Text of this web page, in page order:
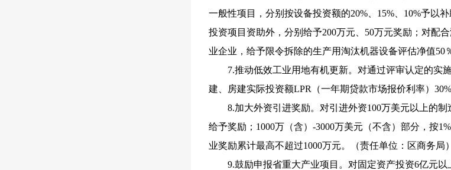
一般性项目，分别按设备投资额的20%、15%、10%予以
投资项目资助外，分别给予200万元、50万元奖励；对配
业企业，给予限令拆除的生产用淘汰机器设备评估净值50
7.推动低效工业用地有机更新。对通过评审认定的实
建、房建实际投资额LPR（一年期贷款市场报价利率）
8.加大外资引进奖励。对引进外资100万美元以上的
给予奖励；1000万（含）-3000万美元（不含）部分，按
业奖励累计最高不超过1000万元。（责任单位：区商务局）
9.鼓励申报省重大产业项目。对固定资产投资6亿元